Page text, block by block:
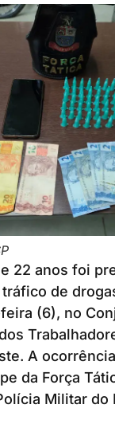
22 anos foi
de
(6), no
A
da Força
Militar do